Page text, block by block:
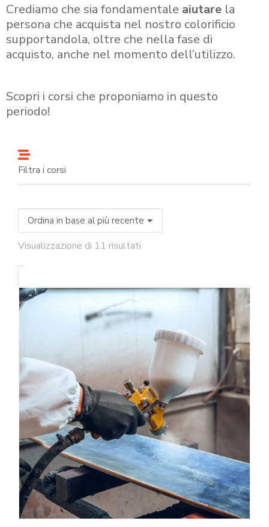
Crediamo che sia fondamentale aiutare la
persona che acquista nel nostro colorificio
supportandola, oltre che nella fase di
acquisto, anche nel momento dell’utilizzo.
Scopri i corsi che proponiamo in questo
periodo!
Filtra i corsi
Visualizzazione di 11 risultati